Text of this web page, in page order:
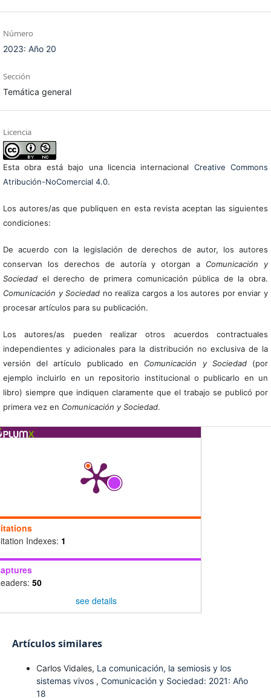
Número
2023: Año 20
Sección
Temática general
Licencia
Esta obra está bajo una licencia internacional Creative Commons
Atribución-NoComercial 4.0.
Los autores/as que publiquen en esta revista aceptan las siguientes
condiciones:
De acuerdo con la legislación de derechos de autor, los autores
conservan los derechos de autoría y otorgan a Comunicación y
Sociedadel derecho de primera comunicación pública de la obra.
Comunicación y Sociedad no realiza cargos a los autores por enviar y
procesar artículos para su publicación.
Los autores/as pueden realizar otros acuerdos contractuales
independientes y adicionales para la distribución no exclusiva de la
versión del artículo publicado en Comunicación y Sociedad(por
ejemplo incluirlo en un repositorio institucional o publicarlo en un
libro) siempre que indiquen claramente que el trabajo se publicó por
primera vez en Comunicación y Sociedad.
Indexes: 1
50
see details
Artículos similares
Carlos Vidales, La comunicación, la semiosis y los
sistemas vivos , Comunicación y Sociedad: 2021: Año
18